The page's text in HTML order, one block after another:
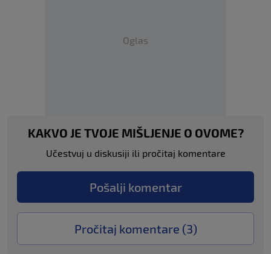
Oglas
KAKVO JE TVOJE MIŠLJENJE O OVOME?
Učestvuj u diskusiji ili pročitaj komentare
Pošalji komentar
Pročitaj komentare (3)